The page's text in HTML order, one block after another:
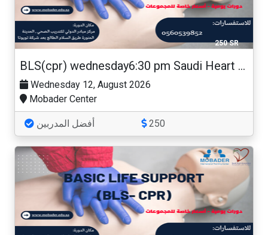
250 SR
BLS(cpr) wednesday6:30 pm Saudi Heart Association
Wednesday 12, August 2026
Mobader Center
أفضل المدربين 250